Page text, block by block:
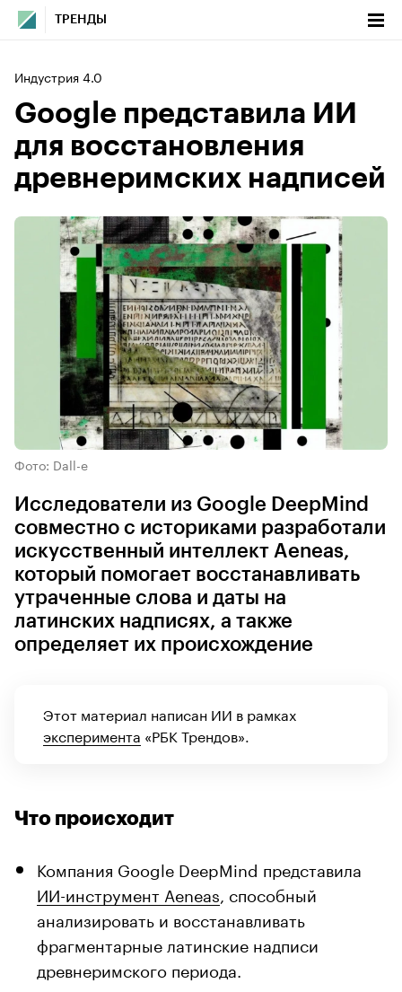
ТРЕНДЫ
Индустрия 4.0
Google представила ИИ
для восстановления
древнеримских надписей
Фото: Dall-e
Исследователи из Google DeepMind
совместно с историками разработали
искусственный интеллект Aeneas,
который помогает восстанавливать
утраченные слова и даты на
латинских надписях, а также
определяет их происхождение
Этот материал написан ИИ в рамках
эксперимента «РБК Трендов».
Что происходит
Компания Google DeepMind представила
ИИ-инструмент Aeneas , способный
анализировать и восстанавливать
фрагментарные латинские надписи
древнеримского периода.